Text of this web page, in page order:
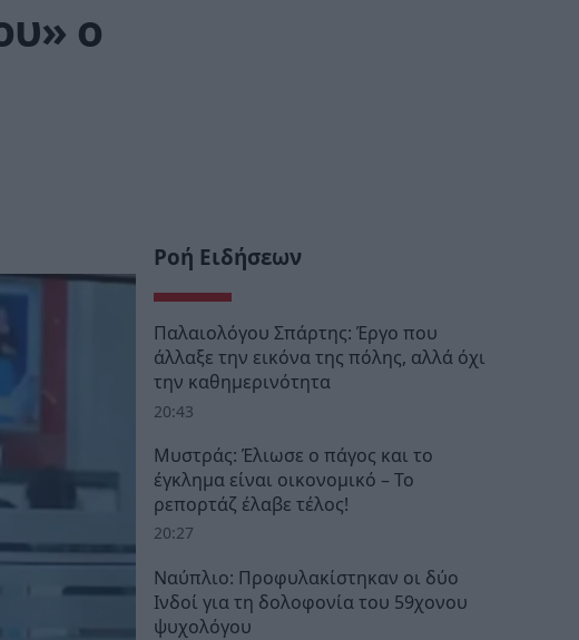
ο
Ροή Ειδήσεων
Παλαιολόγου Σπάρτης: Έργο που
άλλαξε την εικόνα της πόλης, αλλά όχι
την καθημερινότητα
20:43
Μυστράς: Έλιωσε ο πάγος και το
έγκλημα είναι οικονομικό – Το
ρεπορτάζ έλαβε τέλος!
20:27
Ναύπλιο: Προφυλακίστηκαν οι δύο
Ινδοί για τη δολοφονία του 59χονου
ψυχολόγου